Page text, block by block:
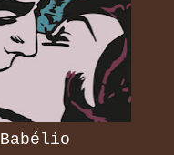
Babélio